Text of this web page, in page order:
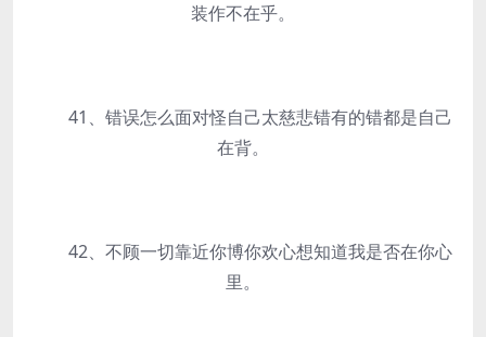
装作不在乎。
41、错误怎么面对怪自己太慈悲错有的错都是自己
在背。
42、不顾一切靠近你博你欢心想知道我是否在你心
里。